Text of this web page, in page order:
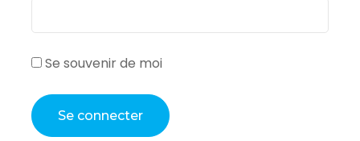
Se souvenir de moi